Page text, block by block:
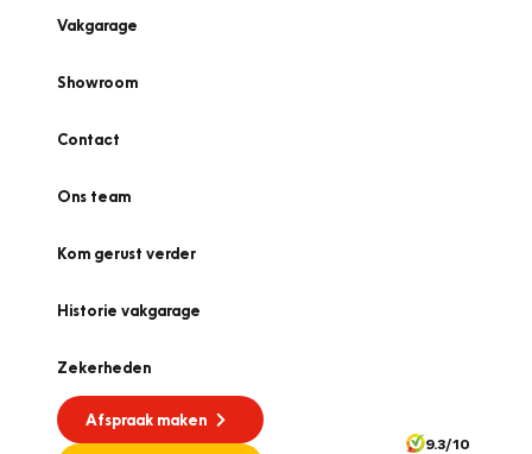
Vakgarage
Showroom
Contact
Ons team
Kom gerust verder
Historie vakgarage
Zekerheden
Afspraak maken
9.3/10